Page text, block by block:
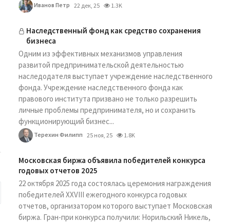
Иванов Петр 22 дек, 25 1.3K
Наследственный фонд как средство сохранения
бизнеса
Одним из эффективных механизмов управления
развитой предпринимательской деятельностью
наследодателя выступает учреждение наследственного
фонда. Учреждение наследственного фонда как
правового института призвано не только разрешить
личные проблемы предпринимателя, но и сохранить
функционирующий бизнес...
Терехин Филипп 25 ноя, 25 1.8K
Московская биржа объявила победителей конкурса
годовых отчетов 2025
22 октября 2025 года состоялась церемония награждения
победителей XXVIII ежегодного конкурса годовых
отчетов, организатором которого выступает Московская
биржа. Гран-при конкурса получили: Норильский Никель,